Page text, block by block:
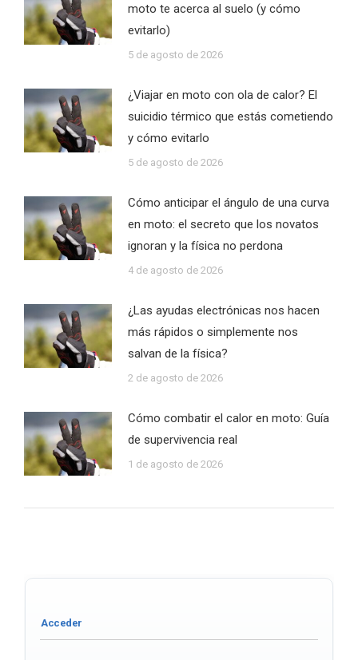
moto te acerca al suelo (y cómo
evitarlo)
5 de agosto de 2026
¿Viajar en moto con ola de calor? El
suicidio térmico que estás cometiendo
y cómo evitarlo
5 de agosto de 2026
Cómo anticipar el ángulo de una curva
en moto: el secreto que los novatos
ignoran y la física no perdona
4 de agosto de 2026
¿Las ayudas electrónicas nos hacen
más rápidos o simplemente nos
salvan de la física?
2 de agosto de 2026
Cómo combatir el calor en moto: Guía
de supervivencia real
1 de agosto de 2026